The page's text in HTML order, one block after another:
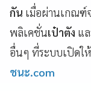
กัน เมื่อผ่านเกณฑ์
พลิเคชั่นเป๋าตัง แ
อื่นๆ ที่ระบบเปิดใ
ชนะ.com